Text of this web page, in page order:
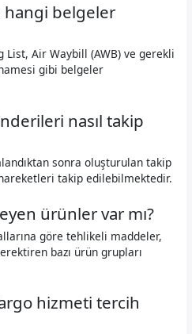
hangi belgeler
Air Waybill (AWB) ve gerekli
gibi belgeler
nasıl takip
sonra oluşturulan takip
takip edilebilmektedir.
ürünler var mı?
göre tehlikeli maddeler,
bazı ürün grupları
hizmeti tercih